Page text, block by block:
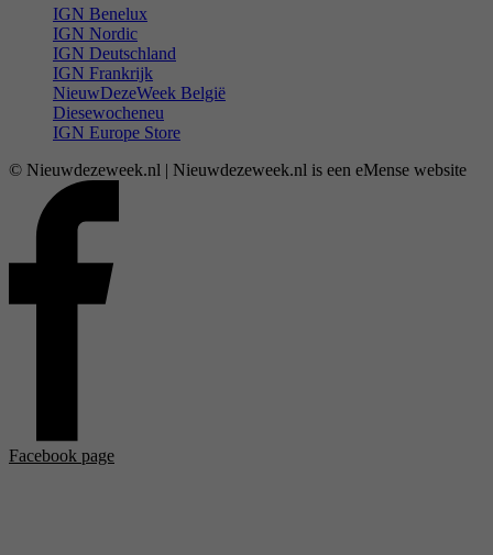
IGN Benelux
IGN Nordic
IGN Deutschland
IGN Frankrijk
NieuwDezeWeek België
Diesewocheneu
IGN Europe Store
© Nieuwdezeweek.nl | Nieuwdezeweek.nl is een eMense website
Facebook page